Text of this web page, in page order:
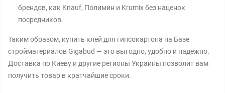
брендов, как Knauf, Полимин и Krumix без наценок
посредников.
Таким образом, купить клей для гипсокартона на Базе
стройматериалов Gigabud — это выгодно, удобно и надежно.
Доставка по Киеву и другие регионы Украины позволит вам
получить товар в кратчайшие сроки.